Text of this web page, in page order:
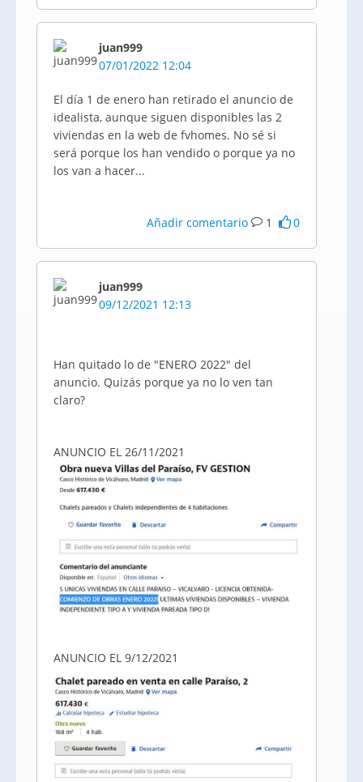
juan999
07/01/2022 12:04
El día 1 de enero han retirado el anuncio de
idealista, aunque siguen disponibles las 2
viviendas en la web de fvhomes. No sé si
será porque los han vendido o porque ya no
los van a hacer...
Añadir comentario 1 0
juan999
09/12/2021 12:13
Han quitado lo de "ENERO 2022" del
anuncio. Quizás porque ya no lo ven tan
claro?
ANUNCIO EL 26/11/2021
ANUNCIO EL 9/12/2021